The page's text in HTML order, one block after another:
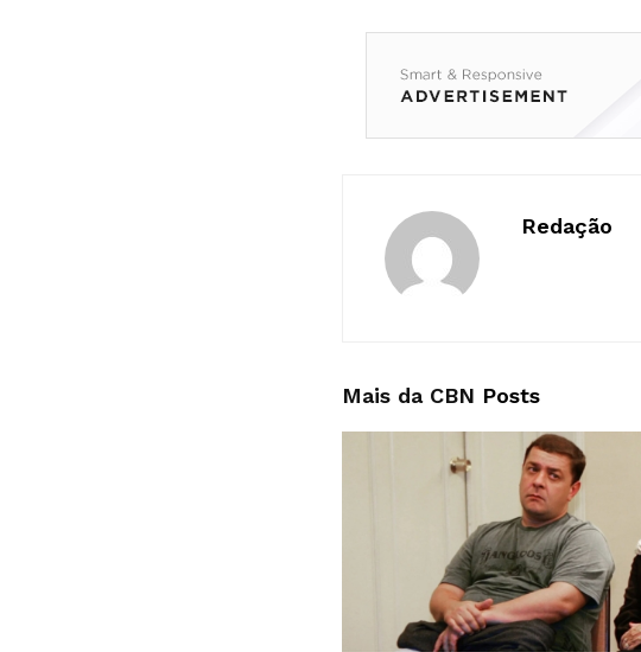
Redação
Mais da CBN Posts